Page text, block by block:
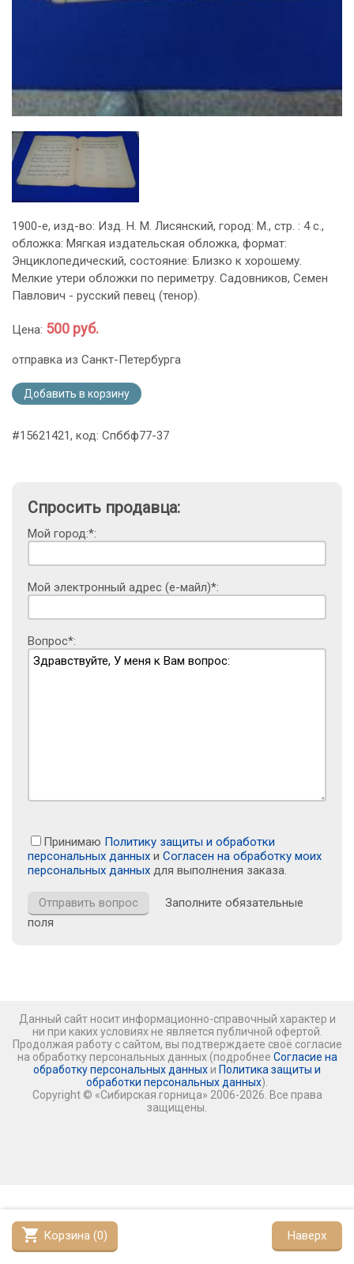
shopping_cart Корзина (0) Наверх
1900-е, изд-во: Изд. Н. М. Лисянский, город: М., стр. : 4 с.,
обложка: Мягкая издательская обложка, формат:
Энциклопедический, состояние: Близко к хорошему.
Мелкие утери обложки по периметру. Садовников, Семен
Павлович - русский певец (тенор).
Цена: 500 руб.
отправка из Санкт-Петербурга
Добавить в корзину
#15621421, код: Спббф77-37
Спросить продавца:
Мой город:*:
Мой электронный адрес (е-майл)*:
Вопрос*:
Принимаю Политику защиты и обработки
персональных данных и Согласен на обработку моих
персональных данных для выполнения заказа.
Заполните обязательные
поля
Данный сайт носит информационно-справочный характер и
ни при каких условиях не является публичной офертой.
Продолжая работу с сайтом, вы подтверждаете своё согласие
на обработку персональных данных (подробнее Согласие на
обработку персональных данных и Политика защиты и
обработки персональных данных).
Copyright © «Сибирская горница» 2006-2026. Все права
защищены.